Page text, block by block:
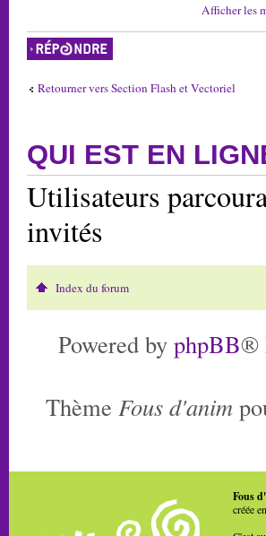
Afficher les
Répondre
Retourner vers Section Flash et Vectoriel
QUI EST EN
Utilisateurs
invités
Index du forum
Powered by phpBB®
Thème Fous d'anim
Fous
créée